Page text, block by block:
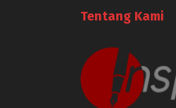
Tentang Kami